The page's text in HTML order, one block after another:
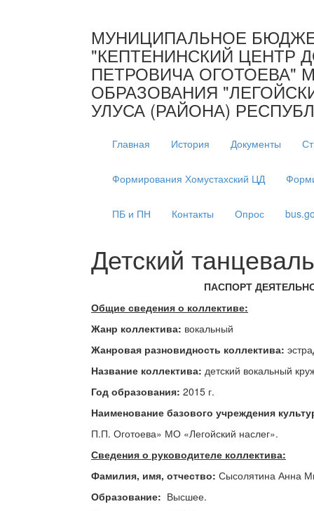
МУНИЦИПАЛЬНОЕ
"КЕПТЕНИНСКИЙ ЦЕНТР
ПЕТРОВИЧА ОГОТОЕВА"
ОБРАЗОВАНИЯ
УЛУСА (РАЙОНА)
Главная История Документы
Формирования Хомустахский ЦД
ПБ и ПН Контакты Опрос
Детский
ПАСПОРТ
Общие сведения о коллективе:
Жанр коллектива: вокальный
Жанровая разновидность коллектива:
Название коллектива: детский вокальный
Год образования: 2015 г.
Наименование базового учреждения
П.П. Оготоева» МО «Легойский наслег».
Сведения о руководителе коллектива:
Фамилия, имя, отчество: Сысолятина Анна
Образование: Высшее.